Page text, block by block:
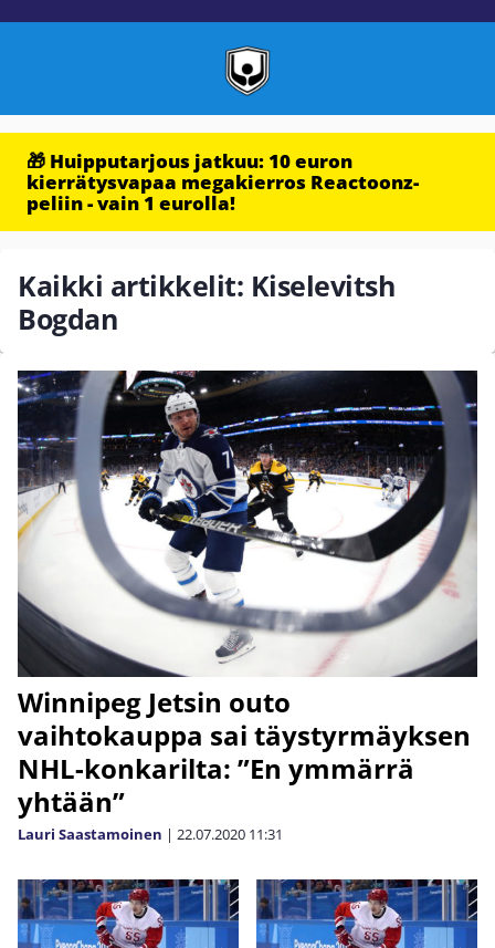
🎁 Huipputarjous jatkuu: 10 euron
kierrätysvapaa megakierros Reactoonz-
peliin - vain 1 eurolla!
Kaikki artikkelit: Kiselevitsh
Bogdan
Winnipeg Jetsin outo
vaihtokauppa sai täystyrmäyksen
NHL-konkarilta: ”En ymmärrä
yhtään”
Lauri Saastamoinen | 22.07.2020 11:31